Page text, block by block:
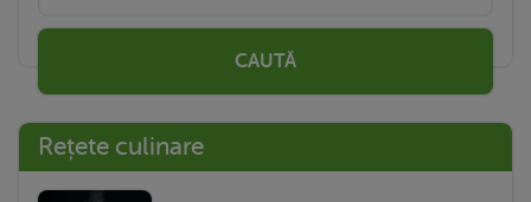
CAUTĂ
Rețete culinare